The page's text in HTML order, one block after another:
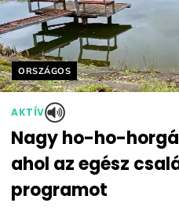
Helyszín címkék:
ORSZÁGOS
AKTÍV
Nagy ho-ho-
ahol az egész
programot